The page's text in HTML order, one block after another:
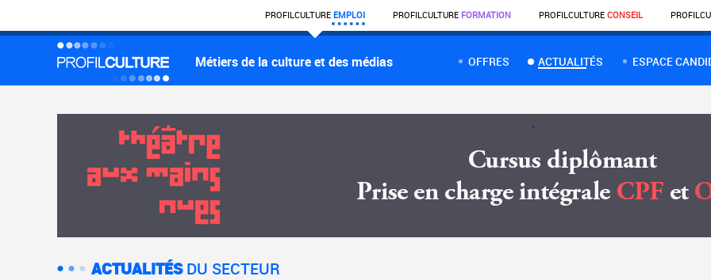
PROFILCULTURE EMPLOI PROFILCULTURE FORMATION PROFILCULTURE CONSEIL PROFIL
Métiers de la culture et des médias OFFRES ACTUALITÉS ESPACE
ACTUALITÉSDU SECTEUR